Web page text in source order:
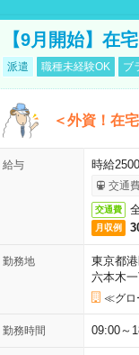
【9月開始】在
派遣 職種未経験OK ブ
＜外資！在
給与 時給
交通
交通費
月収例
勤務地
東京都
六本木
≪グロ
勤務時間 09:00～